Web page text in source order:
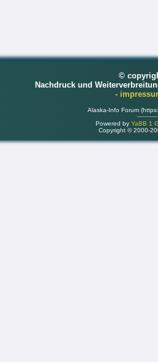
©
Nachdruck und
-
Alaska-Info Forum
Powered by YaBB 1
Copyright © 2000-